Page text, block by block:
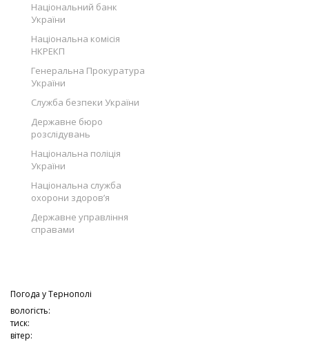
Національний банк
України
Національна комісія
НКРЕКП
Генеральна Прокуратура
України
Служба безпеки України
Державне бюро
розслідувань
Національна поліція
України
Національна служба
охорони здоров’я
Державне управління
справами
Погода уТернополі
вологість:
тиск:
вітер: